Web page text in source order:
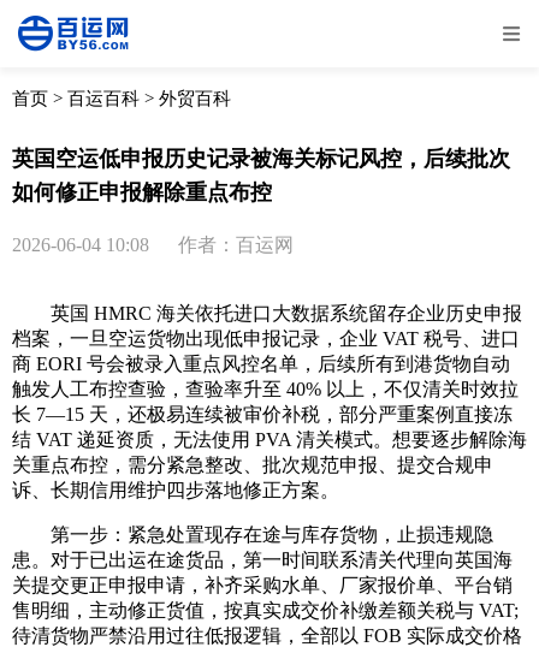
全部 物流资讯
取消
首页 > 百运百科 > 外贸百科
英国空运低申报历史记录被海关标记风控，后续批次
如何修正申报解除重点布控
2026-06-04 10:08 作者：百运网
英国 HMRC 海关依托进口大数据系统留存企业历史申报
档案，一旦空运货物出现低申报记录，企业 VAT 税号、进口
商 EORI 号会被录入重点风控名单，后续所有到港货物自动
触发人工布控查验，查验率升至 40% 以上，不仅清关时效拉
长 7—15 天，还极易连续被审价补税，部分严重案例直接冻
结 VAT 递延资质，无法使用 PVA 清关模式。想要逐步解除海
关重点布控，需分紧急整改、批次规范申报、提交合规申
诉、长期信用维护四步落地修正方案。
第一步：紧急处置现存在途与库存货物，止损违规隐
患。对于已出运在途货品，第一时间联系清关代理向英国海
关提交更正申报申请，补齐采购水单、厂家报价单、平台销
售明细，主动修正货值，按真实成交价补缴差额关税与 VAT;
待清货物严禁沿用过往低报逻辑，全部以 FOB 实际成交价格